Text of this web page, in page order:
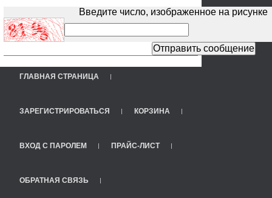
Введите число, изображенное на рисунке
ГЛАВНАЯ СТРАНИЦА
ЗАРЕГИСТРИРОВАТЬСЯ КОРЗИНА
ВХОД С ПАРОЛЕМ ПРАЙС-ЛИСТ
ОБРАТНАЯ СВЯЗЬ